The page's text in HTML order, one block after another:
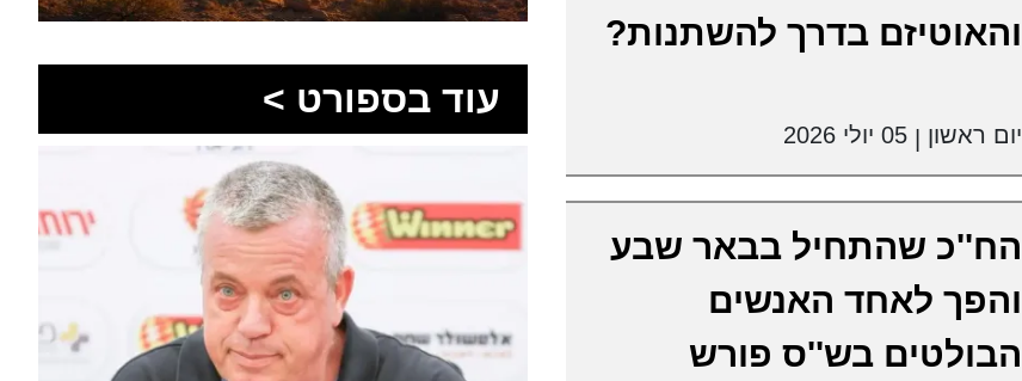
והאוטיזם בדרך להשתנות?
יום ראשון 05 יולי 2026
הח''כ שהתחיל בבאר שבע
והפך לאחד האנשים
הבולטים בש''ס פורש
עוד בספורט >